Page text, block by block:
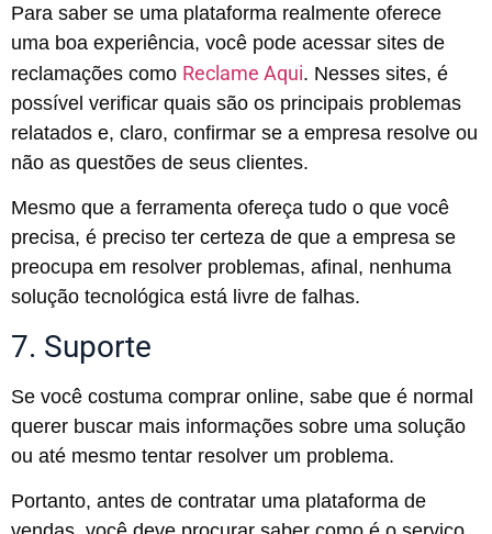
Para saber se uma plataforma realmente oferece
uma boa experiência, você pode acessar sites de
reclamações como Reclame Aqui. Nesses sites, é
possível verificar quais são os principais problemas
relatados e, claro, confirmar se a empresa resolve ou
não as questões de seus clientes.
Mesmo que a ferramenta ofereça tudo o que você
precisa, é preciso ter certeza de que a empresa se
preocupa em resolver problemas, afinal, nenhuma
solução tecnológica está livre de falhas.
7. Suporte
Se você costuma comprar online, sabe que é normal
querer buscar mais informações sobre uma solução
ou até mesmo tentar resolver um problema.
Portanto, antes de contratar uma plataforma de